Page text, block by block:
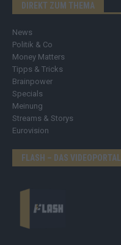
DIREKT ZUM THEMA
News
Politik & Co
Money Matters
Tipps & Tricks
Brainpower
Specials
Meinung
Streams & Storys
Eurovision
FLASH – DAS VIDEOPORTAL